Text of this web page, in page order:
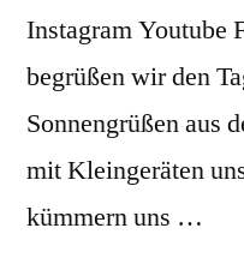
Instagram Youtube
begrüßen wir den
Sonnengrüßen aus
mit Kleingeräten
kümmern uns …